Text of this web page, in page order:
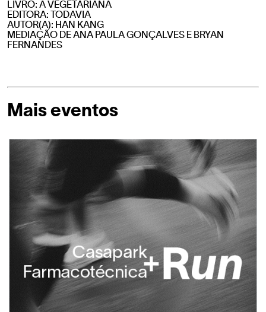
LIVRO: A VEGETARIANA
EDITORA: TODAVIA
AUTOR(A): HAN KANG
MEDIAÇÃO DE ANA PAULA GONÇALVES E BRYAN
FERNANDES
Mais eventos